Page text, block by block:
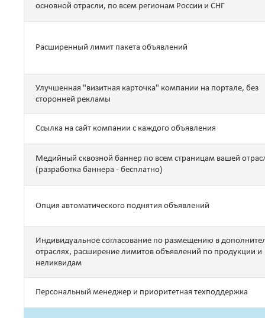
основной отрасли, по всем регионам России и СНГ
Расширенный лимит пакета объявлений
Улучшенная "визитная карточка" компании на портале, без
сторонней рекламы
Ссылка на сайт компании с каждого объявления
Медийный сквозной баннер по всем страницам вашей
(разработка баннера - бесплатно)
Опция автоматического поднятия объявлений
Индивидуальное согласование по размещению в
отраслях, расширение лимитов объявлений по продукции и
неликвидам
Персональный менеджер и приоритетная техподдержка